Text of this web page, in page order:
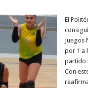
El
Juegos
por 1 a
partido
Con